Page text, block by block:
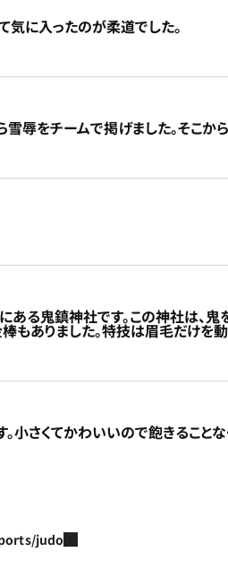
気に入ったのが柔道でした。
をチームで掲げました。そこか
る鬼鎮神社です。この神社は、
ありました。特技は眉毛だけを
さくてかわいいので飽きることな
judo